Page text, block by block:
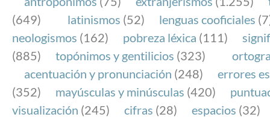
(649)
latinismos (52) lenguas cooficiales
neologismos (162) pobreza léxica (111)
(885)
topónimos y gentilicios (323)
acentuación y pronunciación (248)
errores
(352)
mayúsculas y minúsculas (420)
visualización (245) cifras (28) espacios (32)